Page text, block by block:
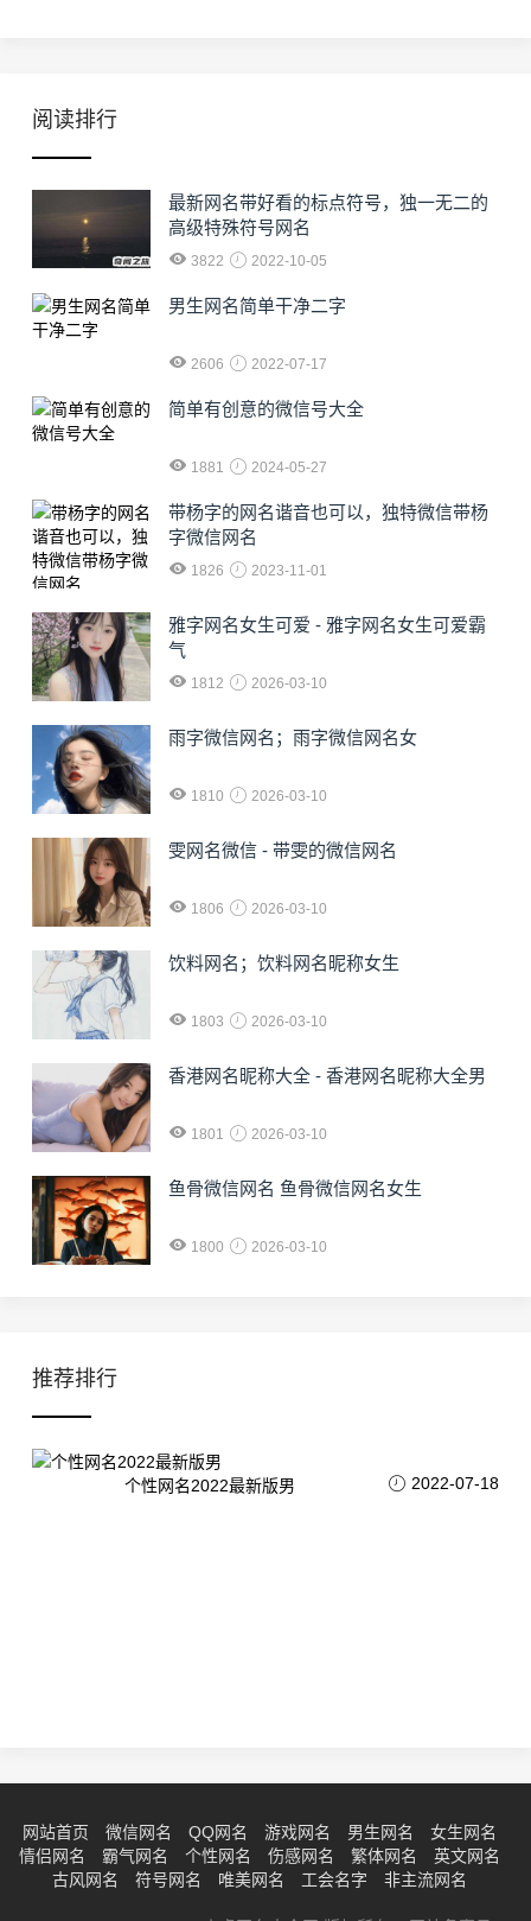
阅读排行
最新网名带好看的标点符号，独一无二的
高级特殊符号网名
3822 2022-10-05
男生网名简单干净二字
2606 2022-07-17
简单有创意的微信号大全
1881 2024-05-27
​带杨字的网名谐音也可以，独特微信带杨
字微信网名
1826 2023-11-01
雅字网名女生可爱 - 雅字网名女生可爱霸
气
1812 2026-03-10
雨字微信网名；雨字微信网名女
1810 2026-03-10
雯网名微信 - 带雯的微信网名
1806 2026-03-10
饮料网名；饮料网名昵称女生
1803 2026-03-10
香港网名昵称大全 - 香港网名昵称大全男
1801 2026-03-10
鱼骨微信网名 鱼骨微信网名女生
1800 2026-03-10
推荐排行
个性网名2022最新版男 2022-07-18
网站首页 微信网名 QQ网名 游戏网名 男生网名
女生网名
情侣网名
霸气网名 个性网名 伤感网名 繁体网名
英文网名
古风网名
符号网名 唯美网名 工会名字 非主流网名